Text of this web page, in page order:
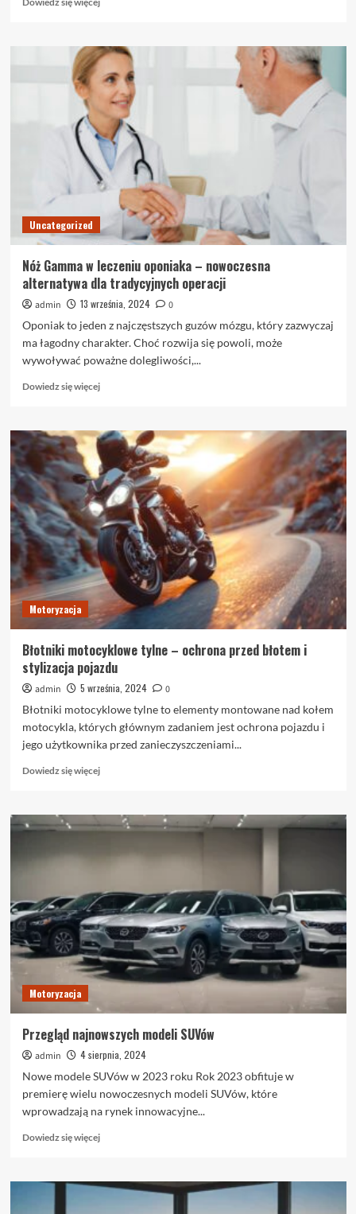
o
Jak
wybrać
lampy
obrysowe
samochodu?
Uncategorized
Nóż Gamma w leczeniu oponiaka – nowoczesna
alternatywa dla tradycyjnych operacji
admin 13 września, 2024
0
Oponiak to jeden z najczęstszych guzów mózgu, który zazwyczaj
ma łagodny charakter. Choć rozwija się powoli, może
wywoływać poważne dolegliwości,...
Dowiedz się więcejDowiedz
o
Nóż
Gamma
w
leczeniu
oponiaka
–
nowoczesna
alternatywa
dla
tradycyjnych
operacji
Motoryzacja
Błotniki motocyklowe tylne – ochrona przed błotem i
stylizacja pojazdu
admin 5 września, 2024
0
Błotniki motocyklowe tylne to elementy montowane nad kołem
motocykla, których głównym zadaniem jest ochrona pojazdu i
jego użytkownika przed zanieczyszczeniami...
Dowiedz się więcejDowiedz
o
Błotniki
tylne
ochrona
przed
błotem
i
stylizacja
pojazdu
Motoryzacja
Przegląd najnowszych modeli SUVów
admin
4 sierpnia, 2024
Nowe modele SUVów w 2023 roku Rok 2023 obfituje w
premierę wielu nowoczesnych modeli SUVów, które
wprowadzają na rynek innowacyjne...
Dowiedz się więcejDowiedz
o